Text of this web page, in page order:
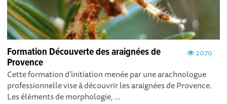
2070
Formation Découverte des araignées de
Provence
Cette formation d’initiation menée par une arachnologue
professionnelle vise à découvrir les araignées de Provence.
Les éléments de morphologie, ...